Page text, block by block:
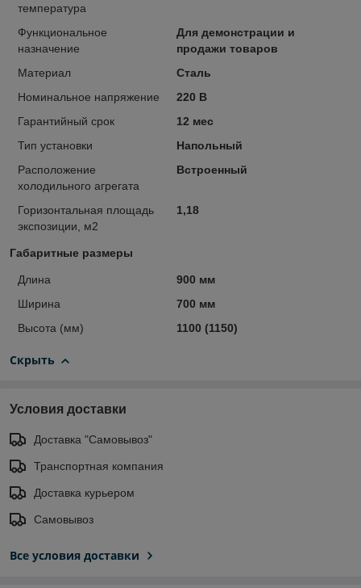
температура
Функциональное
назначение
Для демонстрации и
продажи товаров
Материал
Сталь
Номинальное напряжение
220 В
Гарантийный срок
12 мес
Тип установки
Напольный
Расположение
холодильного агрегата
Встроенный
Горизонтальная площадь
экспозиции, м2
1,18
Габаритные размеры
Длина
900 мм
Ширина
700 мм
Высота (мм)
1100 (1150)
Скрыть
Условия доставки
Доставка "Самовывоз"
Транспортная компания
Доставка курьером
Самовывоз
Все условия доставки